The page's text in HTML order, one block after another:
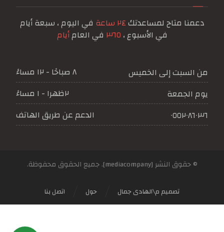
دعمنا متاح لمساعدتك٢٤ ساعة
في اليوم ، سبعة أيام
في الأسبوع ، ٣٦٥ في العامأيام
من السبت إلى الخميس
٨ صباحًا - ١٢ مساءً
يوم الجمعة
٢ظهرا - ١ مساءً
٠٥٥٢٠٨٦٠٣٦
الدعم عن طريق الهاتف
© حقوق النشر [mediacompany]. جميع الحقوق محفوظة.
اتصل بنا حول تصميم م\الهادى جمال